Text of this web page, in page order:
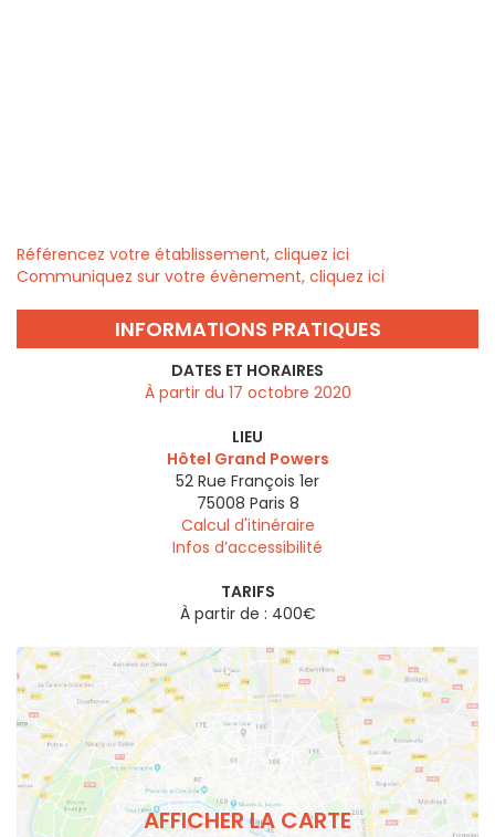
Référencez votre établissement, cliquez ici
Communiquez sur votre évènement, cliquez ici
INFORMATIONS PRATIQUES
DATES ET HORAIRES
À partir du 17 octobre 2020
LIEU
Hôtel Grand Powers
52 Rue François 1er
75008 Paris 8
Calcul d'itinéraire
Infos d’accessibilité
TARIFS
À partir de : 400€
AFFICHER LA CARTE